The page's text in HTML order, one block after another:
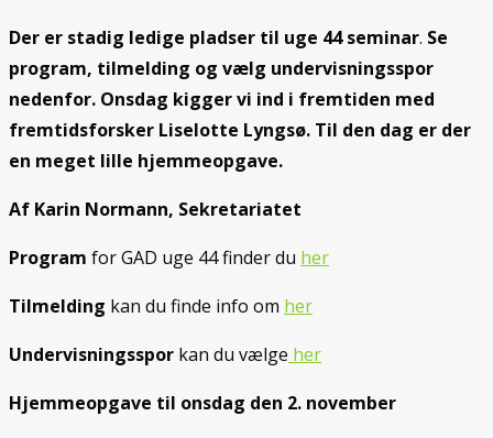
Der er stadig ledige pladser til uge 44 seminar. Se
program, tilmelding og vælg undervisningsspor
nedenfor. Onsdag kigger vi ind i fremtiden med
fremtidsforsker Liselotte Lyngsø. Til den dag er der
en meget lille hjemmeopgave.
Af Karin Normann, Sekretariatet
Program for GAD uge 44 finder du her
Tilmelding kan du finde info om her
Undervisningsspor kan du vælge her
Hjemmeopgave til onsdag den 2. november